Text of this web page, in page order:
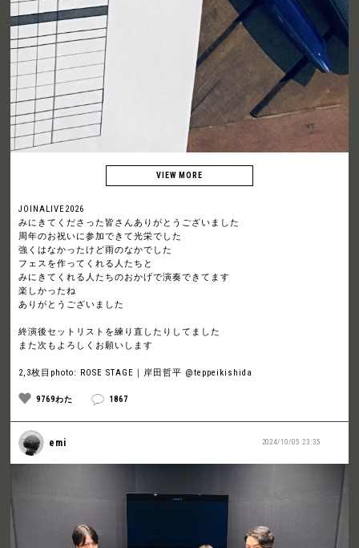
JOINALIVE2026
みにきてくださった皆さんありがとうございました
周年のお祝いに参加できて光栄でした
強くはなかったけど雨のなかでした
フェスを作ってくれる人たちと
みにきてくれる人たちのおかげで演奏できてます
楽しかったね
ありがとうございました
終演後セットリストを練り直したりしてました
また次もよろしくお願いします
2,3枚目photo: ROSE STAGE｜岸田哲平 @teppeikishida
9769わた 1867
2024/10/05 23:35
emi